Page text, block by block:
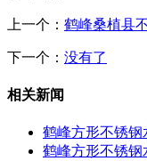
上一个： 鹤峰桑植县
下一个： 没有了
相关新闻
鹤峰方形不锈钢
鹤峰方形不锈钢